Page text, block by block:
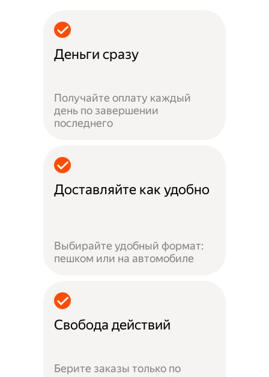
Деньги сразу
Получайте оплату каждый
день по завершении
последнего
Доставляйте как удобно
Выбирайте удобный формат:
пешком или на автомобиле
Свобода действий
Берите заказы только по